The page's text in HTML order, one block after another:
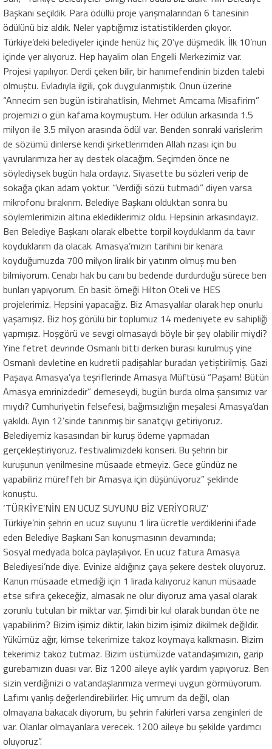
Başkanı seçildik. Para ödüllü proje yarışmalarından 6 tanesinin
ödülünü biz aldık. Neler yaptığımız istatistiklerden çıkıyor.
Türkiye’deki belediyeler içinde henüz hiç 20’ye düşmedik. İlk 10’nun
içinde yer alıyoruz. Hep hayalim olan Engelli Merkezimiz var.
Projesi yapılıyor. Derdi çeken bilir, bir hanımefendinin bizden talebi
olmuştu. Evladıyla ilgili, çok duygulanmıştık. Onun üzerine
“Annecim sen bugün istirahatlisin, Mehmet Amcama Misafirim”
projemizi o gün kafama koymuştum. Her ödülün arkasında 1.5
milyon ile 3.5 milyon arasında ödül var. Benden sonraki varislerim
de sözümü dinlerse kendi şirketlerimden Allah rızası için bu
yavrularımıza her ay destek olacağım. Seçimden önce ne
söylediysek bugün hala ordayız. Siyasette bu sözleri verip de
sokağa çıkan adam yoktur. “Verdiği sözü tutmadı” diyen varsa
mikrofonu bırakırım. Belediye Başkanı olduktan sonra bu
söylemlerimizin altına eklediklerimiz oldu. Hepsinin arkasındayız.
Ben Belediye Başkanı olarak elbette torpil koyduklarım da tavır
koyduklarım da olacak. Amasya’mızın tarihini bir kenara
koyduğumuzda 700 milyon liralık bir yatırım olmuş mu ben
bilmiyorum. Cenabı hak bu canı bu bedende durdurduğu sürece ben
bunları yapıyorum. En basit örneği Hilton Oteli ve HES
projelerimiz. Hepsini yapacağız. Biz Amasyalılar olarak hep onurlu
yaşamışız. Biz hoş görülü bir toplumuz 14 medeniyete ev sahipliği
yapmışız. Hoşgörü ve sevgi olmasaydı böyle bir şey olabilir miydi?
Yine fetret devrinde Osmanlı bitti derken burası kurulmuş yine
Osmanlı devletine en kudretli padişahlar buradan yetiştirilmiş. Gazi
Paşaya Amasya’ya teşriflerinde Amasya Müftüsü “Paşam! Bütün
Amasya emrinizdedir” demeseydi, bugün burda olma şansımız var
mıydı? Cumhuriyetin felsefesi, bağımsızlığın meşalesi Amasya’dan
yakıldı. Ayın 12’sinde tanınmış bir sanatçıyı getiriyoruz.
Belediyemiz kasasından bir kuruş ödeme yapmadan
gerçekleştiriyoruz. festivalimizdeki konseri. Bu şehrin bir
kuruşunun yenilmesine müsaade etmeyiz. Gece gündüz ne
yapabiliriz müreffeh bir Amasya için düşünüyoruz” şeklinde
konuştu.
‘TÜRKİYE’NİN EN UCUZ SUYUNU BİZ VERİYORUZ’
Türkiye’nin şehrin en ucuz suyunu 1 lira ücretle verdiklerini ifade
eden Belediye Başkanı Sarı konuşmasının devamında;
Sosyal medyada bolca paylaşılıyor. En ucuz fatura Amasya
Belediyesi’nde diye. Evinize aldığınız çaya şekere destek oluyoruz.
Kanun müsaade etmediği için 1 lirada kalıyoruz kanun müsaade
etse sıfıra çekeceğiz, almasak ne olur diyoruz ama yasal olarak
zorunlu tutulan bir miktar var. Şimdi bir kul olarak bundan öte ne
yapabilirim? Bizim işimiz diktir, lakin bizim işimiz dikilmek değildir.
Yükümüz ağır, kimse tekerimize takoz koymaya kalkmasın. Bizim
tekerimiz takoz tutmaz. Bizim üstümüzde vatandaşımızın, garip
gurebamızın duası var. Biz 1200 aileye aylık yardım yapıyoruz. Ben
sizin verdiğinizi o vatandaşlarımıza vermeyi uygun görmüyorum.
Lafımı yanlış değerlendirebilirler. Hiç umrum da değil, olan
olmayana bakacak diyorum, bu şehrin fakirleri varsa zenginleri de
var. Olanlar olmayanlara verecek. 1200 aileye bu şekilde yardımcı
oluyoruz”.